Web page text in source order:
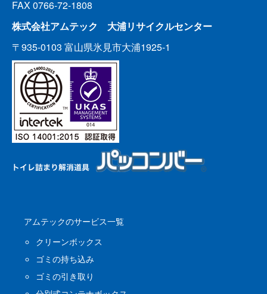
FAX 0766-72-1808
株式会社アムテック 大浦リサイクルセンター
〒935-0103 富山県氷見市大浦1925-1
アムテックのサービス一覧
クリーンボックス
ゴミの持ち込み
ゴミの引き取り